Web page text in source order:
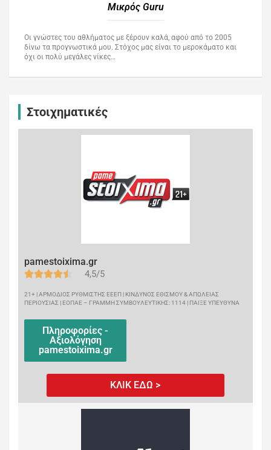
Μικρός Guru​
Οι γνώστες του αθλήματος με ξέρουν καλά, αφού από το 2005
δίνω τα προγνωστικά μου. Στόχος μας είναι το μεροκάματο και
όχι οι πολύ μεγάλες νίκες…
Στοιχηματικές
pamestoixima.gr
4,5/5
21+ | ΑΡΜΟΔΙΟΣ ΡΥΘΜΙΣΤΗΣ ΕΕΕΠ | ΚΙΝΔΥΝΟΣ ΕΘΙΣΜΟΥ & ΑΠΩΛΕΙΑΣ
ΠΕΡΙΟΥΣΙΑΣ | ΕΟΠΑΕ – ΓΡΑΜΜΗ ΣΥΜΒΟΥΛΕΥΤΙΚΗΣ: 1114 | ΠΑΙΞΕ ΥΠΕΥΘΥΝΑ
Πληροφορίες -
Αξιολόγηση
pamestoixima.gr
ΚΛΙΚ ΕΔΩ >